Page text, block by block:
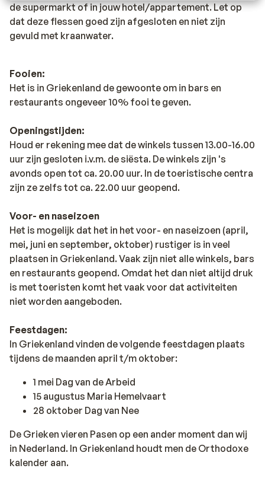
de supermarkt of in jouw hotel/appartement. Let op
dat deze flessen goed zijn afgesloten en niet zijn
gevuld met kraanwater.
Fooien:
Het is in Griekenland de gewoonte om in bars en
restaurants ongeveer 10% fooi te geven.
Openingstijden:
Houd er rekening mee dat de winkels tussen 13.00-16.00
uur zijn gesloten i.v.m. de siësta. De winkels zijn 's
avonds open tot ca. 20.00 uur. In de toeristische centra
zijn ze zelfs tot ca. 22.00 uur geopend.
Voor- en naseizoen
Het is mogelijk dat het in het voor- en naseizoen (april,
mei, juni en september, oktober) rustiger is in veel
plaatsen in Griekenland. Vaak zijn niet alle winkels, bars
en restaurants geopend. Omdat het dan niet altijd druk
is met toeristen komt het vaak voor dat activiteiten
niet worden aangeboden.
Feestdagen:
In Griekenland vinden de volgende feestdagen plaats
tijdens de maanden april t/m oktober:
1 mei Dag van de Arbeid
15 augustus Maria Hemelvaart
28 oktober Dag van Nee
De Grieken vieren Pasen op een ander moment dan wij
in Nederland. In Griekenland houdt men de Orthodoxe
kalender aan.